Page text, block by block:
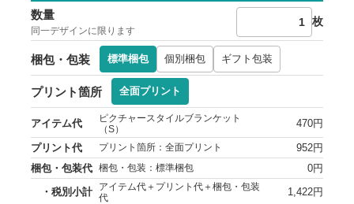
※ご注文数量が多い場合、納品までお時間を頂く場合がござい
ます。
※本ページ記載の内容は予告なく変更することがあります。
数量
同一デザインに限ります
枚
梱包・包装 標準梱包 個別梱包 ギフト包装
プリント箇所 全面プリント
アイテム代
ピクチャースタイルブランケット
（S）
470円
プリント代 プリント箇所：全面プリント
952円
梱包・包装代
梱包・包装：標準梱包 0円
・税別小計
アイテム代＋プリント代＋梱包・包装
代
1,422円